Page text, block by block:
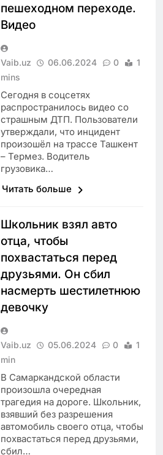
пешеходном переходе.
Видео
Vaib.uz 06.06.2024 0
1
mins
Сегодня в соцсетях
распространилось видео со
страшным ДТП. Пользователи
утверждали, что инцидент
произошёл на трассе Ташкент
– Термез. Водитель
грузовика…
Читать больше
Школьник взял авто
отца, чтобы
похвастаться перед
друзьями. Он сбил
насмерть шестилетнюю
девочку
Vaib.uz 05.06.2024 0
1
min
В Самаркандской области
произошла очередная
трагедия на дороге. Школьник,
взявший без разрешения
автомобиль своего отца, чтобы
похвастаться перед друзьями,
сбил…